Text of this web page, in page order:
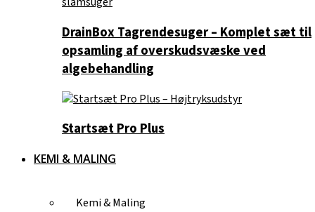
DrainBox Tagrendesuger – Komplet sæt til
opsamling af overskudsvæske ved
algebehandling
Startsæt Pro Plus
KEMI & MALING
Kemi & Maling